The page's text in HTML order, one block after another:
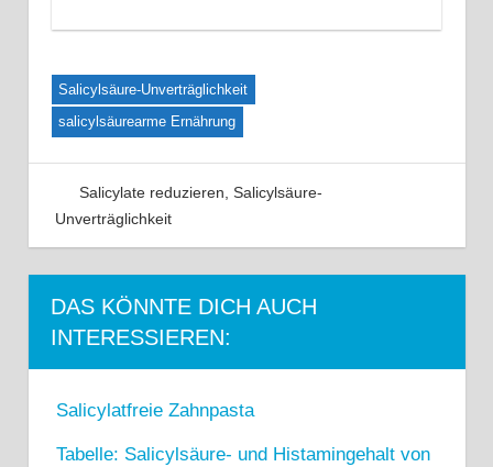
Salicylsäure-Unverträglichkeit
salicylsäurearme Ernährung
Salicylate reduzieren ,Salicylsäure-
Unverträglichkeit
DAS KÖNNTE DICH AUCH
INTERESSIEREN:
Salicylatfreie Zahnpasta
Tabelle: Salicylsäure- und Histamingehalt von